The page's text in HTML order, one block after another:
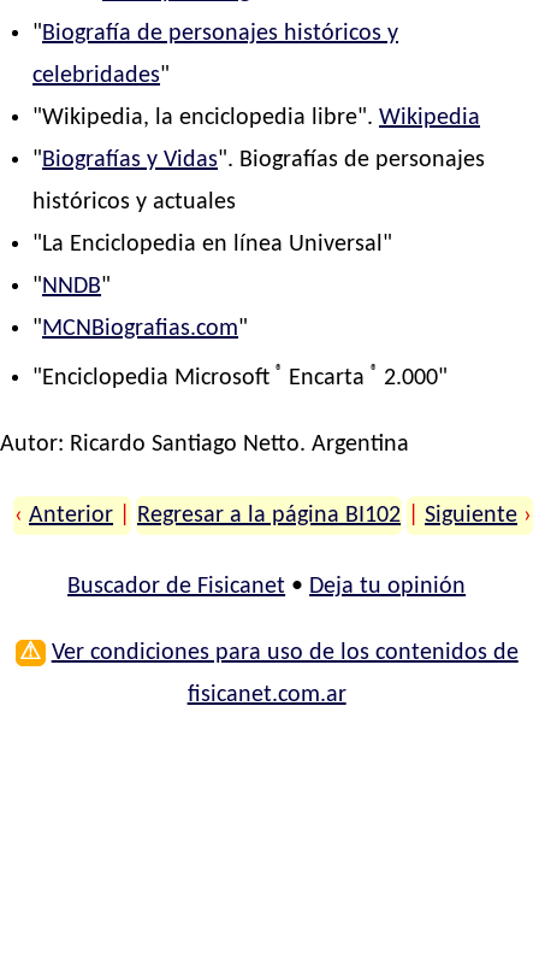
"Biografía de personajes históricos y
celebridades"
"Wikipedia, la enciclopedia libre".Wikipedia
"Biografías y Vidas". Biografías de personajes
históricos y actuales
"La Enciclopedia en línea Universal"
"NNDB"
"MCNBiografias.com"
"Enciclopedia Microsoft ® Encarta ® 2.000"
Autor: Ricardo Santiago Netto. Argentina
‹ Anterior Regresar a la página BI102 Siguiente ›
Buscador de Fisicanet • Deja tu opinión
⚠ Ver condiciones para uso de los contenidos de
fisicanet.com.ar